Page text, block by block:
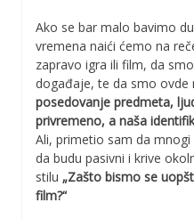
Ako se bar malo bavimo
vremena naići ćemo na
zapravo igra ili film, da
događaje, te da smo ovde
posedovanje predmeta,
privremeno, a naša
Ali, primetio sam da
da budu pasivni i krive
stilu „Zašto bismo se
film?“